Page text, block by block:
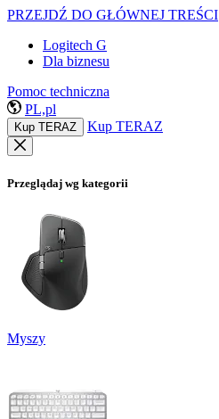
PRZEJDŹ DO GŁÓWNEJ TREŚCI
Logitech G
Dla biznesu
Pomoc techniczna
PL,pl
Kup TERAZ Kup TERAZ
Przeglądaj wg kategorii
Myszy